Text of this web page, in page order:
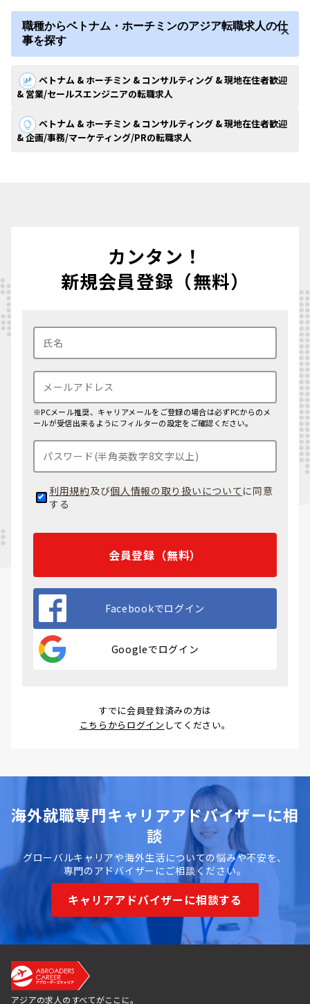
職種からベトナム・ホーチミンのアジア転職求人の仕
事を探す
ベトナム & ホーチミン & コンサルティング & 現地在住者歓迎
& 営業/セールスエンジニアの転職求人
ベトナム & ホーチミン & コンサルティング & 現地在住者歓迎
& 企画/事務/マーケティング/PRの転職求人
カンタン！
新規会員登録（無料）
※PCメール推奨、キャリアメールをご登録の場合は必ずPCからのメ
ールが受信出来るようにフィルターの設定をご確認ください。
利用規約及び個人情報の取り扱いについて に同意
する
会員登録（無料）
Facebookでログイン
Googleでログイン
すでに会員登録済みの方は
こちらからログイン してください。
海外就職専門キャリアアドバイザーに相
談
グローバルキャリアや海外生活についての悩みや不安を、
専門のアドバイザーにご相談ください。
キャリアアドバイザーに相談する
アジアの求人のすべてがここに。